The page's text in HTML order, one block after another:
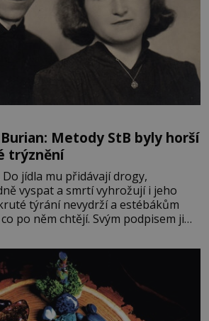
Metody StB byly horší
trýznění
jídla mu přidávají drogy,
vyspat a smrtí vyhrožují i jeho
týrání nevydrží a estébákům
po něm chtějí. Svým podpisem jim
nátlak. Syn brněnského řezníka